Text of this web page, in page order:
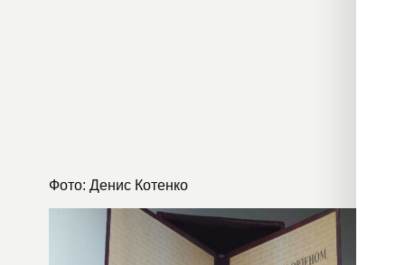
Фото: Денис Котенко